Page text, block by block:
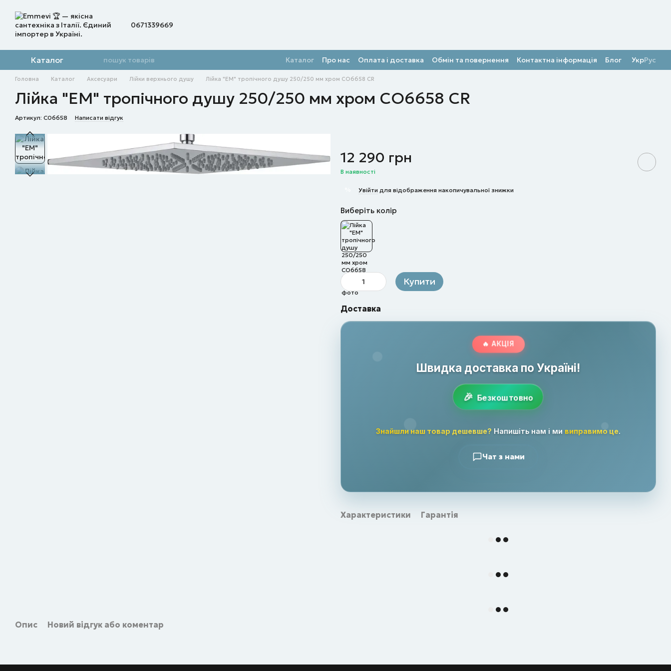
0671339669
Каталог Каталог Про нас Оплата і доставка Обмін та повернення Контактна інформація Блог УкрРус
Головна Каталог Аксесуари Лійки верхнього душу Лійка "EM" тропічного душу 250/250 мм хром CO6658 CR
Лійка "EM" тропічного душу 250/250 мм хром CO6658 CR
Артикул: C06658 Написати відгук
12 290 грн
В наявності
Увійти для відображення накопичувальної знижки
Виберіть колір
Купити
Доставка
🔥 АКЦІЯ
Швидка доставка по Україні!
Безкоштовно
Знайшли наш товар дешевше? Напишіть нам і ми виправимо це.
Чат з нами
Характеристики Гарантія
Опис Новий відгук або коментар